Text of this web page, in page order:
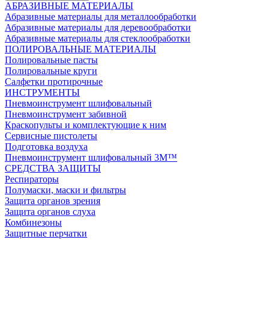
АБРАЗИВНЫЕ МАТЕРИАЛЫ
Абразивные материалы для металлообработки
Абразивные материалы для деревообработки
Абразивные материалы для стеклообработки
ПОЛИРОВАЛЬНЫЕ МАТЕРИАЛЫ
Полировальные пасты
Полировальные круги
Салфетки протирочные
ИНСТРУМЕНТЫ
Пневмоинструмент шлифовальный
Пневмоинструмент забивной
Краскопульты и комплектующие к ним
Сервисные пистолеты
Подготовка воздуха
Пневмоинструмент шлифовальный 3M™
СРЕДСТВА ЗАЩИТЫ
Респираторы
Полумаски, маски и фильтры
Защита органов зрения
Защита органов слуха
Комбинезоны
Защитные перчатки